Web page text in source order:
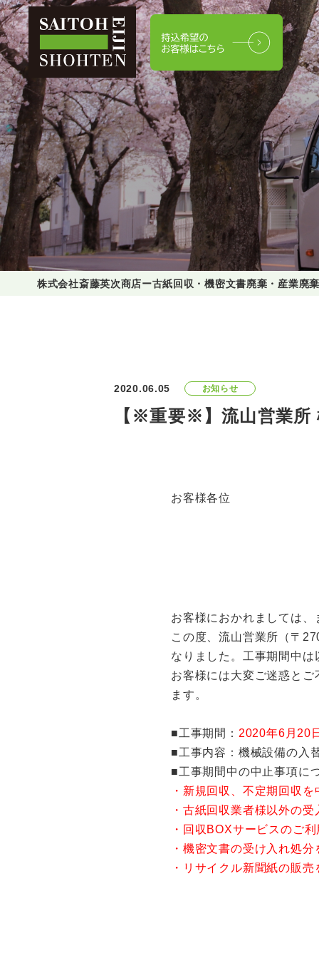
株式会社斎藤英次商店ー古紙回収・機密文書廃棄・産業廃
2020.06.05 お知らせ
【※重要※】流山営業所
お客様各位
お客様におかれましては
この度、流山営業所（〒
なりました。工事期間中
お客様には大変ご迷惑と
ます。
■工事期間： 2020年6月20
■工事内容：機械設備の入
■工事期間中の中止事項に
・新規回収、不定期回収
・古紙回収業者様以外の
・回収BOXサービスのご
・機密文書の受け入れ処
・リサイクル新聞紙の販